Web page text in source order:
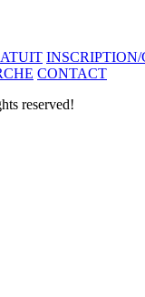
CONTACT
reserved!